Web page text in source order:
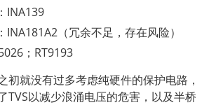
INA139
INA181A2（冗余不足，存在风险）
；RT9193
就没有过多考虑纯硬件的保护电路，
TVS以减少浪涌电压的危害，以及半桥